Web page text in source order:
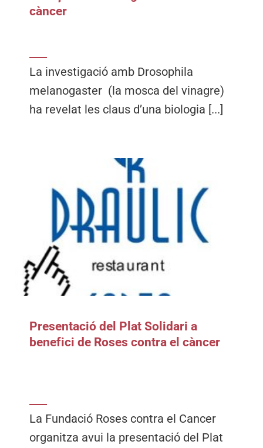
càncer
La investigació amb Drosophila
melanogaster (la mosca del vinagre)
ha revelat les claus d’una biologia [...]
Presentació del Plat Solidari a
benefici de Roses contra el càncer
La Fundació Roses contra el Cancer
organitza avui la presentació del Plat